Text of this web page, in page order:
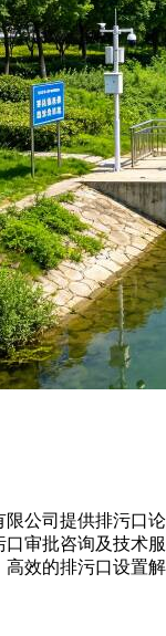
限公司提供排污口
审批咨询及技术
效的排污口设置解